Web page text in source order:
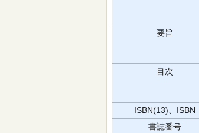
要旨
目次
ISBN(13)、ISBN
書誌番号